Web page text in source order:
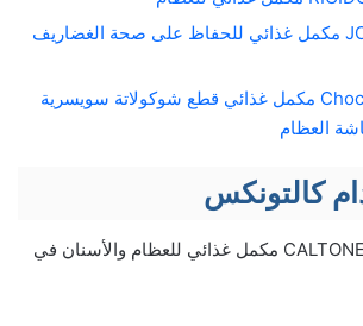
جوكوزا JOCOSA مكمل غذائي للحفاظ على صحة الغضاريف
شوكوكال Chococal مكمل غذائي قطع شوكولاتة سويسرية
العظام
كالتونكس
يمنع استخدام دواء CALTONEX مكمل غذائي للعظام والأسنان في